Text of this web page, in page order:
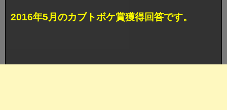
2016年5月のカブトボケ賞獲得回答です。